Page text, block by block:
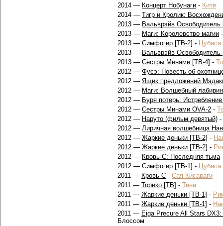
2014 — Концерт Нобунаги - Китё
2014 — Тигр и Кролик:
2013 — Вальврэйв
2013 — Маги: Королевство магии
2013 — Симфогир [ТВ-2] - Цубаса
2013 — Вальврэйв
2013 — Сёстры Минами [ТВ-4] -
2012 — Фусэ: Повесть об
2012 — Ящик предложений
2012 — Маги: Волшебный
2012 — Буря потерь:
2012 — Сестры Минами OVA-2 -
2012 — Наруто (фильм девятый) -
2012 — Лиричная волшебница
2012 — Жаркие деньки [ТВ-2] -
2012 — Жаркие деньки [ТВ-2] -
2012 — Кровь-С: Последняя тьма
2012 — Симфогир [ТВ-1] - Цубаса
2011 — Кровь-С - Сая Кисараги
2011 — Торико [ТВ] - Тина
2011 — Жаркие деньки [ТВ-1] -
2011 — Жаркие деньки [ТВ-1] -
2011 — Eiga Precure All Stars
Блоссом